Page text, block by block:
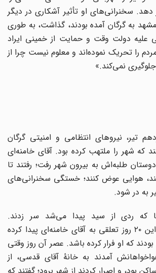
سخنرانی‌های او تأثیر آشکاری در دیگر
به گرگان آمده بودند، گذاشت، به طوری
علیه دولت وقت و حمایت از خمینی ایراد
را تحریک نموده‌اند و معلوم نیست چرا از
نمی‌کند.»
تیر، نیروهای انتظامی و امنیتی گرگان
شهر را ملتهب کرده بود. آقای خامنه‌ای
طلبه‌اش به بیرون شهر رفت؛ رفتند تا
هوایی عوض کنند؛ خستگی سخنرانی‌های
در شود.
که ردی از سید پیدا می‌شد سر زدند.
گرگانی‌هایی که در این ۲۰ روز تعلقی به آقای خامنه‌ای پیدا کرده
که او فرار کرده باشد. عصر آن روز وقتی
آمدند به خانۀ آقای قدسی، از